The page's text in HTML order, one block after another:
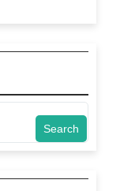
Search